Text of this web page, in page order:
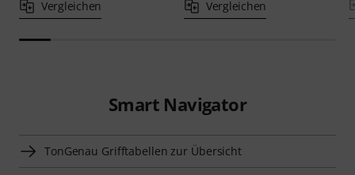
Vergleichen Vergleichen
Smart Navigator
TonGenau Grifftabellen zur Übersicht